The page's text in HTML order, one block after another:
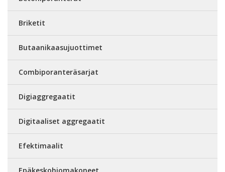
Briketit
Butaanikaasujuottimet
Combiporanteräsarjat
Digiaggregaatit
Digitaaliset aggregaatit
Efektimaalit